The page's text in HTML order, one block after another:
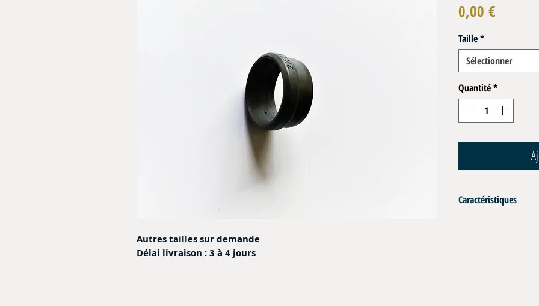
Autres tailles sur demande
Délai livraison : 3 à 4 jours
0,00 €
Taille*
Sélectionner
Quantité*
Caractéristiques